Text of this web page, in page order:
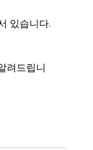
있습니다.
려드립니